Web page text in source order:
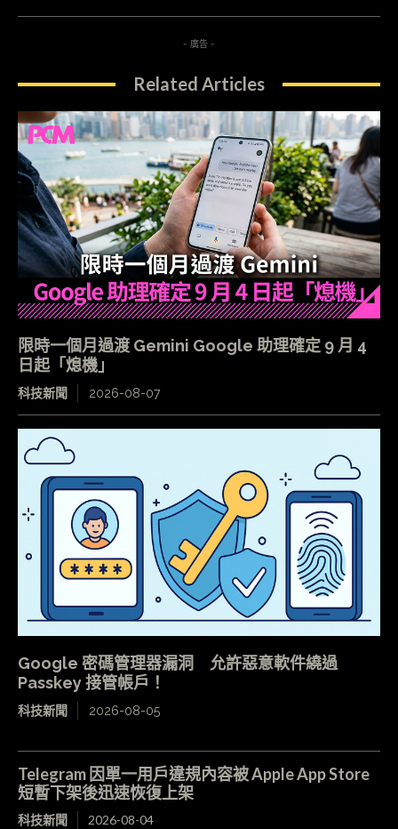
- 廣告 -
Related Articles
限時一個月過渡 Gemini Google 助理確定 9 月 4
日起「熄機」
科技新聞 2026-08-07
Google 密碼管理器漏洞 允許惡意軟件繞過
Passkey 接管帳戶！
科技新聞 2026-08-05
Telegram 因單一用戶違規內容被 Apple App Store
短暫下架後迅速恢復上架
科技新聞 2026-08-04